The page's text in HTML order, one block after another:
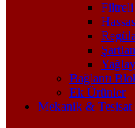
Filtreli
Bağlantı
Ek Ürünler
Mekanik & Tesisat